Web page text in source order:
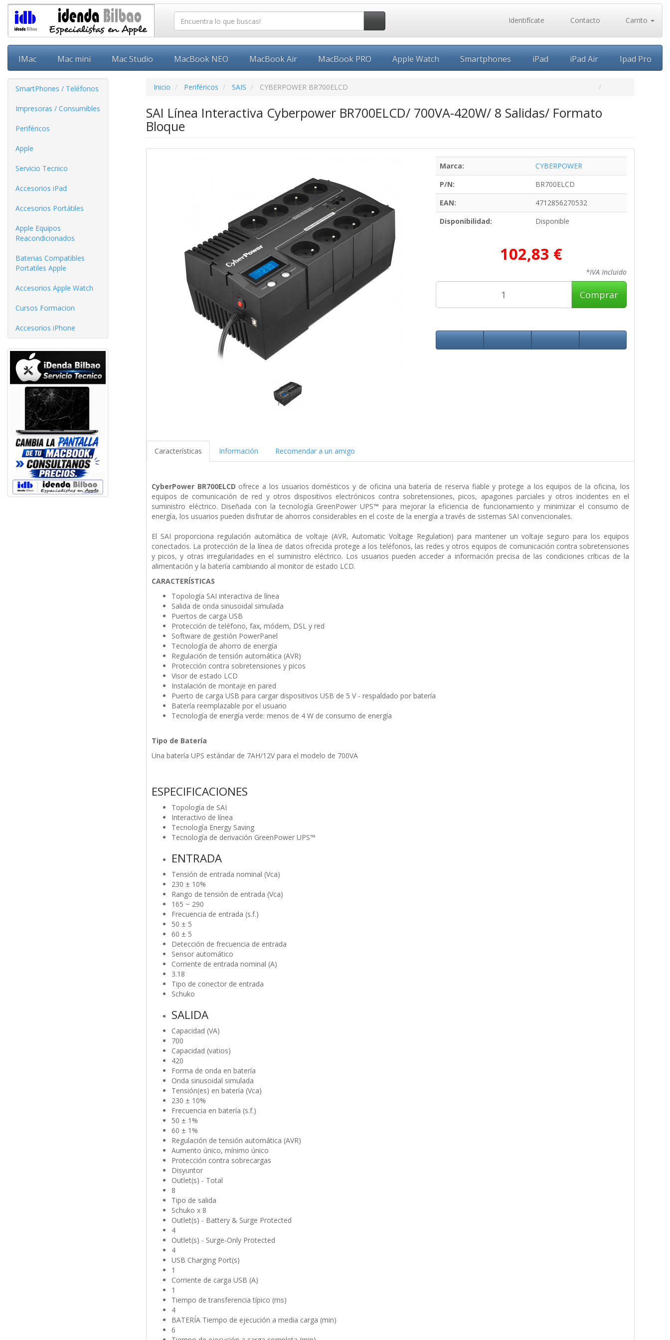
Identifícate Contacto Carrito
IMac Mac mini Mac Studio MacBook NEO MacBook Air MacBook PRO Apple Watch Smartphones iPad iPad Air Ipad Pro
SmartPhones / Teléfonos
Impresoras / Consumibles
Periféricos
Apple
Servicio Tecnico
Accesorios iPad
Accesorios Portátiles
Apple Equipos
Reacondicionados
Baterias Compatibles
Portatiles Apple
Accesorios Apple Watch
Cursos Formacion
Accesorios iPhone
Inicio Periféricos SAIS CYBERPOWER BR700ELCD
SAI Línea Interactiva Cyberpower BR700ELCD/ 700VA-420W/ 8 Salidas/ Formato
Bloque
Marca:
CYBERPOWER
P/N:
BR700ELCD
EAN:
4712856270532
Disponibilidad:
Disponible
102,83 €
*IVA Incluido
Comprar
Características Información Recomendar a un amigo
CyberPower BR700ELCD ofrece a los usuarios domésticos y de oficina una batería de reserva fiable y protege a los equipos de la oficina, los
equipos de comunicación de red y otros dispositivos electrónicos contra sobretensiones, picos, apagones parciales y otros incidentes en el
suministro eléctrico. Diseñada con la tecnología GreenPower UPS™ para mejorar la eficiencia de funcionamiento y minimizar el consumo de
energía, los usuarios pueden disfrutar de ahorros considerables en el coste de la energía a través de sistemas SAI convencionales.
El SAI proporciona regulación automática de voltaje (AVR, Automatic Voltage Regulation) para mantener un voltaje seguro para los equipos
conectados. La protección de la línea de datos ofrecida protege a los teléfonos, las redes y otros equipos de comunicación contra sobretensiones
y picos, y otras irregularidades en el suministro eléctrico. Los usuarios pueden acceder a información precisa de las condiciones críticas de la
alimentación y la batería cambiando al monitor de estado LCD.
CARACTERÍSTICAS
Topología SAI interactiva de línea
Salida de onda sinusoidal simulada
Puertos de carga USB
Protección de teléfono, fax, módem, DSL y red
Software de gestión PowerPanel
Tecnología de ahorro de energía
Regulación de tensión automática (AVR)
Protección contra sobretensiones y picos
Visor de estado LCD
Instalación de montaje en pared
Puerto de carga USB para cargar dispositivos USB de 5 V - respaldado por batería
Batería reemplazable por el usuario
Tecnología de energía verde: menos de 4 W de consumo de energía
Tipo de Batería
Una batería UPS estándar de 7AH/12V para el modelo de 700VA
ESPECIFICACIONES
Topología de SAI
Interactivo de línea
Tecnología Energy Saving
Tecnología de derivación GreenPower UPS™
ENTRADA
Tensión de entrada nominal (Vca)
230 ± 10%
Rango de tensión de entrada (Vca)
165 ~ 290
Frecuencia de entrada (s.f.)
50 ± 5
60 ± 5
Detección de frecuencia de entrada
Sensor automático
Corriente de entrada nominal (A)
3.18
Tipo de conector de entrada
Schuko
SALIDA
Capacidad (VA)
700
Capacidad (vatios)
420
Forma de onda en batería
Onda sinusoidal simulada
Tensión(es) en batería (Vca)
230 ± 10%
Frecuencia en batería (s.f.)
50 ± 1%
60 ± 1%
Regulación de tensión automática (AVR)
Aumento único, mínimo único
Protección contra sobrecargas
Disyuntor
Outlet(s) - Total
8
Tipo de salida
Schuko x 8
Outlet(s) - Battery & Surge Protected
4
Outlet(s) - Surge-Only Protected
4
USB Charging Port(s)
1
Corriente de carga USB (A)
1
Tiempo de transferencia típico (ms)
4
BATERÍA Tiempo de ejecución a media carga (min)
6